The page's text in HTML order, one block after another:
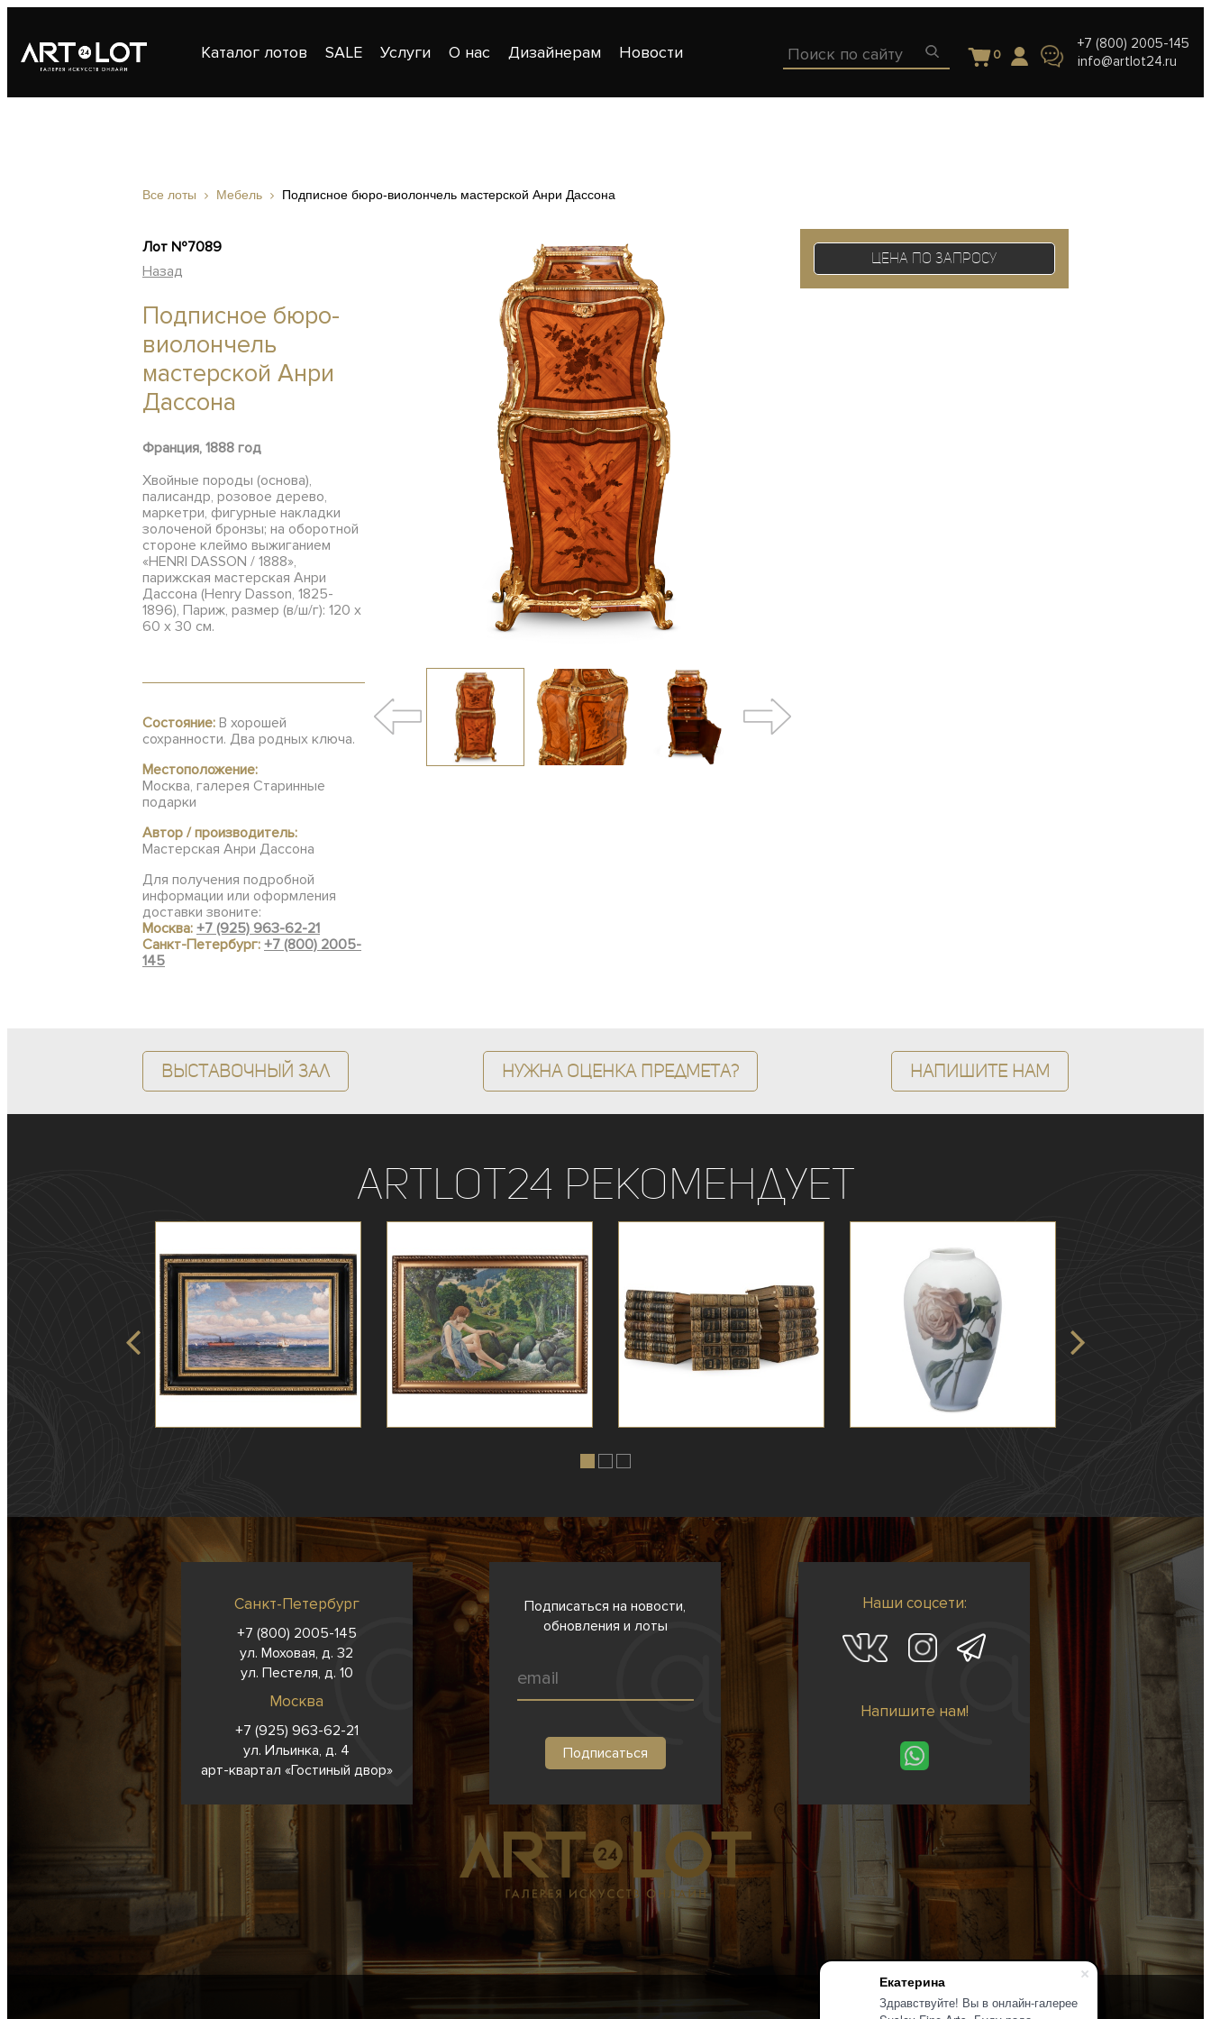
Екатерина
Здравствуйте! Вы в онлайн-галерее
Каталог лотов SALE Услуги О нас Дизайнерам Новости 0
+7 (800) 2005-145
info@artlot24.ru
Все лоты Мебель Подписное бюро-виолончель мастерской Анри Дассона
Лот №7089
Назад
Подписное бюро-
виолончель
мастерской Анри
Дассона
Франция, 1888 год
Хвойные породы (основа),
палисандр, розовое дерево,
маркетри, фигурные накладки
золоченой бронзы; на оборотной
стороне клеймо выжиганием
«HENRI DASSON / 1888»,
парижская мастерская Анри
Дассона (Henry Dasson, 1825-
1896), Париж, размер (в/ш/г): 120 х
60 х 30 см.
Состояние: В хорошей
сохранности. Два родных ключа.
Местоположение:
Москва, галерея Старинные
подарки
Автор / производитель:
Мастерская Анри Дассона
Для получения подробной
информации или оформления
доставки звоните:
Москва: +7 (925) 963-62-21
Санкт-Петербург: +7 (800) 2005-
145
Цена по запросу
Выставочный зал Нужна оценка предмета? Напишите нам
ArtLot24 рекомендует
Санкт-Петербург
+7 (800) 2005-145
ул. Моховая, д. 32
ул. Пестеля, д. 10
Москва
+7 (925) 963-62-21
ул. Ильинка, д. 4
арт-квартал «Гостиный двор»
Подписаться на новости,
обновления и лоты
Наши соцсети:
Напишите нам!